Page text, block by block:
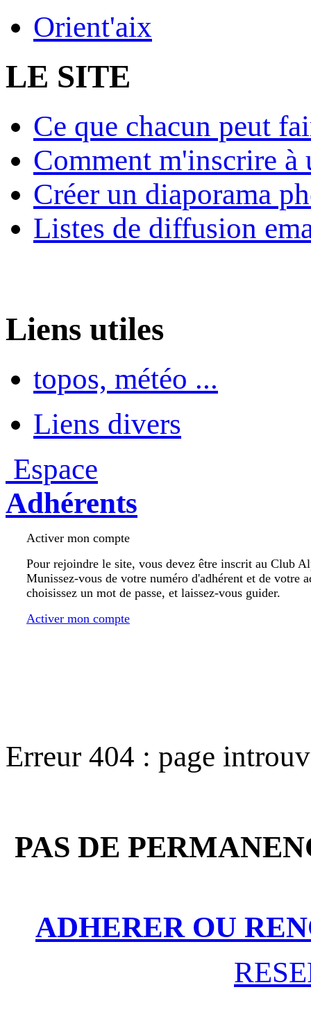
Orient'aix
LE SITE
Ce que chacun peut
Comment m'inscrire à
Créer un diaporama
Listes de diffusion
Liens utiles
topos, météo ...
Liens divers
Espace
Adhérents
Activer mon compte
Pour rejoindre le site, vous devez être inscrit au Club
Munissez-vous de votre numéro d'adhérent et de votre
choisissez un mot de passe, et laissez-vous guider.
Activer mon compte
Erreur 404 : page
PAS DE
ADHERER OU